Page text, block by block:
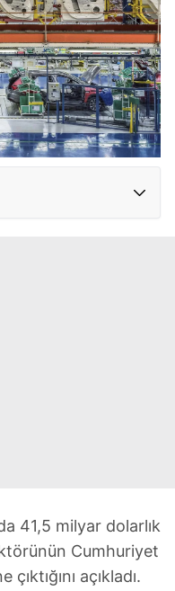
41,5 milyar dolarlık
Cumhuriyet
açıkladı.